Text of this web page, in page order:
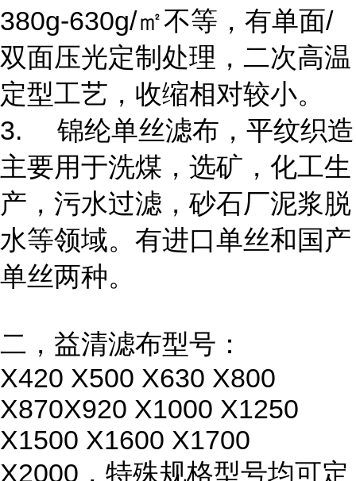
380g-630g/㎡不等，有单面/
双面压光定制处理，二次高温
定型工艺，收缩相对较小。
3.
锦纶单丝滤布，平纹织造
主要用于洗煤，选矿，化工生
产，污水过滤，砂石厂泥浆脱
水等领域。有进口单丝和国产
单丝两种。
二，益清滤布型号：
X420 X500 X630 X800
X870X920 X1000 X1250
X1500 X1600 X1700
X2000，特殊规格型号均可定